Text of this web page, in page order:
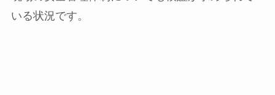
いる状況です。